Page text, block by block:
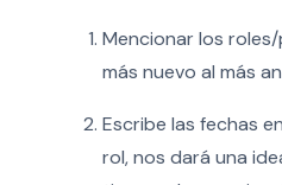
Mencionar los
más nuevo al más
Escribe las fechas
rol, nos dará una